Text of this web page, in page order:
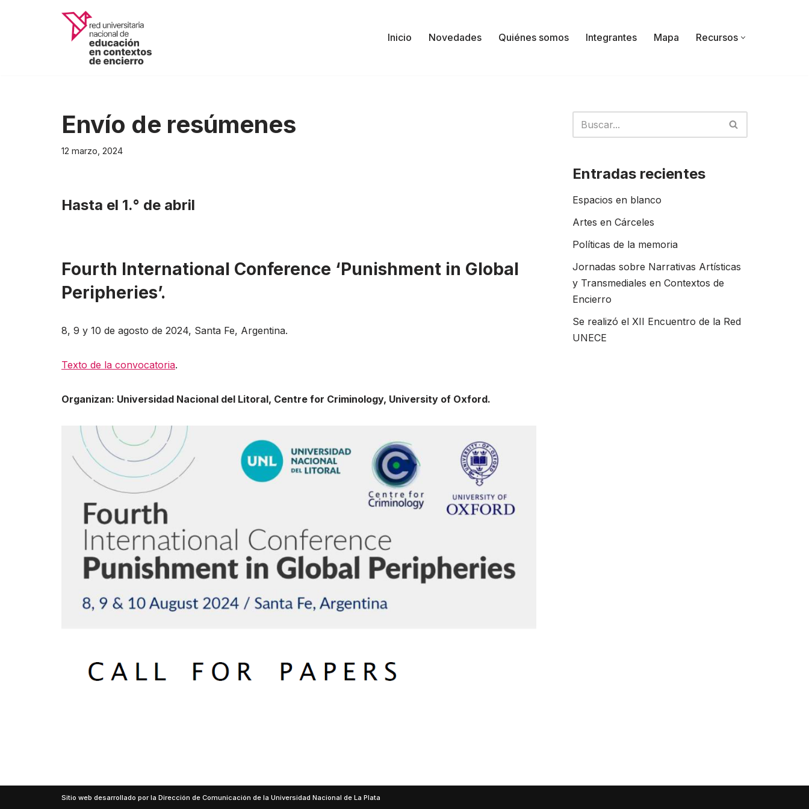
Inicio Novedades Quiénes somos Integrantes Mapa Recursos
Envío de resúmenes
12 marzo, 2024
Hasta el 1.° de abril
Fourth International Conference ‘Punishment in Global
Peripheries’.
8, 9 y 10 de agosto de 2024, Santa Fe, Argentina.
Texto de la convocatoria.
Organizan: Universidad Nacional del Litoral, Centre for Criminology, University of Oxford.
Entradas recientes
Espacios en blanco
Artes en Cárceles
Políticas de la memoria
Jornadas sobre Narrativas Artísticas
y Transmediales en Contextos de
Encierro
Se realizó el XII Encuentro de la Red
UNECE
Sitio web desarrollado por la Dirección de Comunicación de la Universidad Nacional de La Plata